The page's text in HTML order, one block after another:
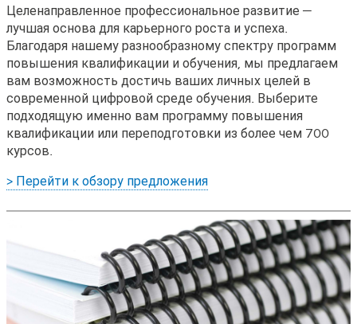
Целенаправленное профессиональное развитие —
лучшая основа для карьерного роста и успеха.
Благодаря нашему разнообразному спектру программ
повышения квалификации и обучения, мы предлагаем
вам возможность достичь ваших личных целей в
современной цифровой среде обучения. Выберите
подходящую именно вам программу повышения
квалификации или переподготовки из более чем 700
курсов.
> Перейти к обзору предложения